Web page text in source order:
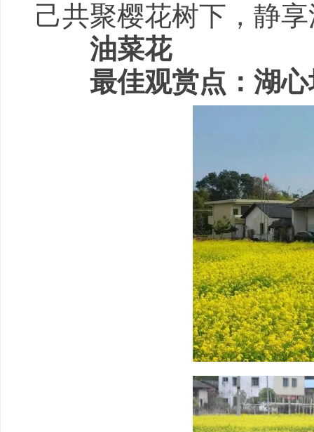
己共聚樱花树下，静
油菜花
最佳观赏点：湖